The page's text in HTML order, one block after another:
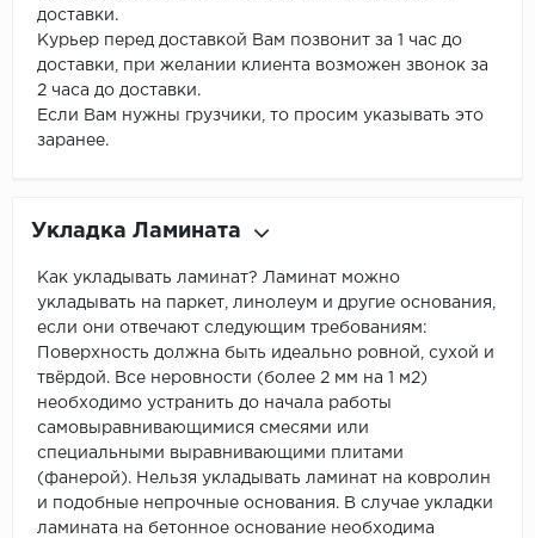
доставки.
Курьер перед доставкой Вам позвонит за 1 час до
доставки, при желании клиента возможен звонок за
2 часа до доставки.
Если Вам нужны грузчики, то просим указывать это
заранее.
Укладка Ламината
Как укладывать ламинат? Ламинат можно
укладывать на паркет, линолеум и другие основания,
если они отвечают следующим требованиям:
Поверхность должна быть идеально ровной, сухой и
твёрдой. Все неровности (более 2 мм на 1 м2)
необходимо устранить до начала работы
самовыравнивающимися смесями или
специальными выравнивающими плитами
(фанерой). Нельзя укладывать ламинат на ковролин
и подобные непрочные основания. В случае укладки
ламината на бетонное основание необходима